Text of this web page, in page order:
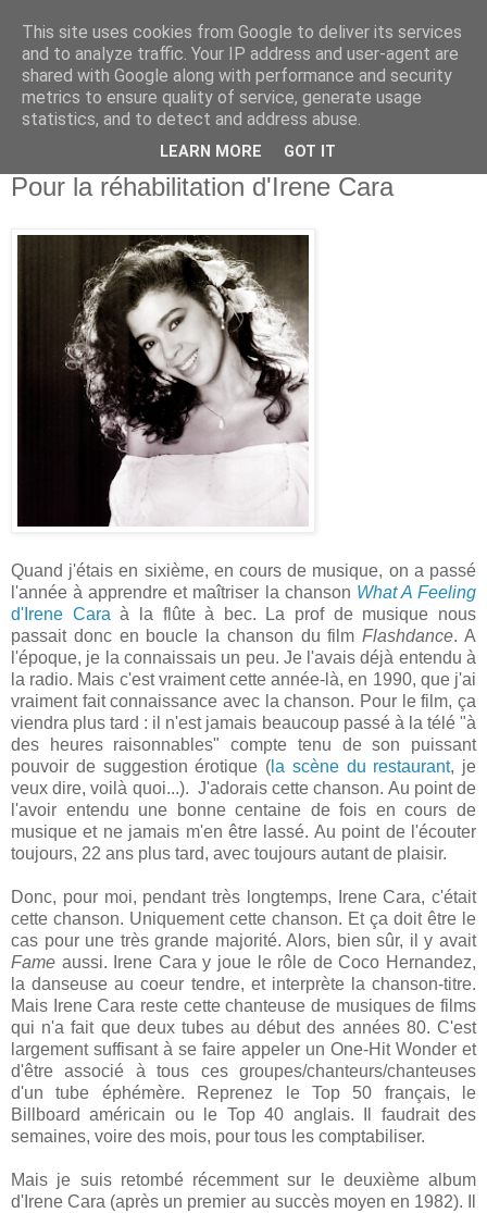
Pour la réhabilitation d'Irene Cara
Quand j'étais en sixième, en cours de musique, on a passé
l'année à apprendre et maîtriser la chanson What A Feeling
d'Irene Cara à la flûte à bec. La prof de musique nous
passait donc en boucle la chanson du filmFlashdance. A
l'époque, je la connaissais un peu. Je l'avais déjà entendu à
la radio. Mais c'est vraiment cette année-là, en 1990, que j'ai
vraiment fait connaissance avec la chanson. Pour le film, ça
viendra plus tard : il n'est jamais beaucoup passé à la télé "à
des heures raisonnables" compte tenu de son puissant
pouvoir de suggestion érotique ( la scène du restaurant, je
veux dire, voilà quoi...). J'adorais cette chanson. Au point de
l'avoir entendu une bonne centaine de fois en cours de
musique et ne jamais m'en être lassé. Au point de l'écouter
toujours, 22 ans plus tard, avec toujours autant de plaisir.
Donc, pour moi, pendant très longtemps, Irene Cara, c'était
cette chanson. Uniquement cette chanson. Et ça doit être le
cas pour une très grande majorité. Alors, bien sûr, il y avait
Fame aussi. Irene Cara y joue le rôle de Coco Hernandez,
la danseuse au coeur tendre, et interprète la chanson-titre.
Mais Irene Cara reste cette chanteuse de musiques de films
qui n'a fait que deux tubes au début des années 80. C'est
largement suffisant à se faire appeler un One-Hit Wonder et
d'être associé à tous ces groupes/chanteurs/chanteuses
d'un tube éphémère. Reprenez le Top 50 français, le
Billboard américain ou le Top 40 anglais. Il faudrait des
semaines, voire des mois, pour tous les comptabiliser.
Mais je suis retombé récemment sur le deuxième album
d'Irene Cara (après un premier au succès moyen en 1982). Il
This site uses cookies from Google to deliver its services
and to analyze traffic. Your IP address and user-agent are
shared with Google along with performance and security
metrics to ensure quality of service, generate usage
statistics, and to detect and address abuse.
LEARN MORE GOT IT